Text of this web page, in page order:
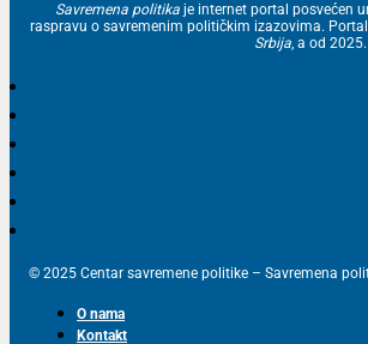
Savremena politika je internet portal posvećen
raspravu o savremenim političkim izazovima.
Srbija, a od
© 2025 Centar savremene politike – Savremena
O nama
Kontakt